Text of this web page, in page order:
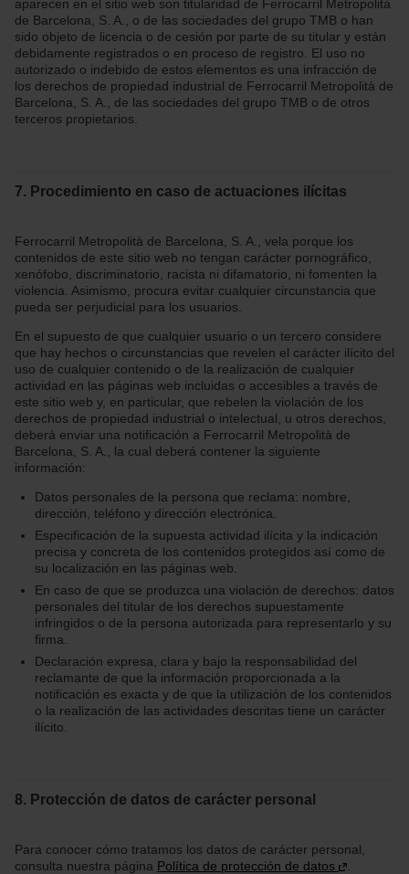
aparecen en el sitio web son titularidad de Ferrocarril Metropolità
de Barcelona, S. A., o de las sociedades del grupo TMB o han
sido objeto de licencia o de cesión por parte de su titular y están
debidamente registrados o en proceso de registro. El uso no
autorizado o indebido de estos elementos es una infracción de
los derechos de propiedad industrial de Ferrocarril Metropolità de
Barcelona, S. A., de las sociedades del grupo TMB o de otros
terceros propietarios.
7. Procedimiento en caso de actuaciones ilícitas
Ferrocarril Metropolità de Barcelona, S. A., vela porque los
contenidos de este sitio web no tengan carácter pornográfico,
xenófobo, discriminatorio, racista ni difamatorio, ni fomenten la
violencia. Asimismo, procura evitar cualquier circunstancia que
pueda ser perjudicial para los usuarios.
En el supuesto de que cualquier usuario o un tercero considere
que hay hechos o circunstancias que revelen el carácter ilícito del
uso de cualquier contenido o de la realización de cualquier
actividad en las páginas web incluidas o accesibles a través de
este sitio web y, en particular, que rebelen la violación de los
derechos de propiedad industrial o intelectual, u otros derechos,
deberá enviar una notificación a Ferrocarril Metropolità de
Barcelona, S. A., la cual deberá contener la siguiente
información:
Datos personales de la persona que reclama: nombre,
dirección, teléfono y dirección electrónica.
Especificación de la supuesta actividad ilícita y la indicación
precisa y concreta de los contenidos protegidos así como de
su localización en las páginas web.
En caso de que se produzca una violación de derechos: datos
personales del titular de los derechos supuestamente
infringidos o de la persona autorizada para representarlo y su
firma.
Declaración expresa, clara y bajo la responsabilidad del
reclamante de que la información proporcionada a la
notificación es exacta y de que la utilización de los contenidos
o la realización de las actividades descritas tiene un carácter
ilícito.
8. Protección de datos de carácter personal
Para conocer cómo tratamos los datos de carácter personal,
consulta nuestra página Política de protección de datos